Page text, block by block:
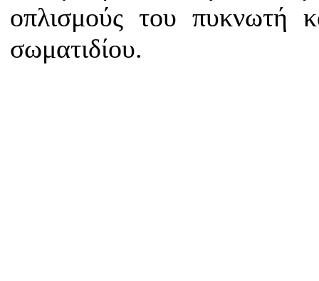
οπλισμούς του πυκνωτή
σωματιδίου.